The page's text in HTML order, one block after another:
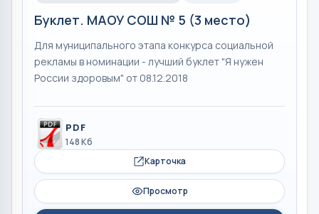
Буклет. МАОУ СОШ № 5 (3 место)
Для муниципального этапа конкурса социальной
рекламы в номинации - лучший буклет "Я нужен
России здоровым" от 08.12.2018
PDF
148 Кб
Карточка
Просмотр